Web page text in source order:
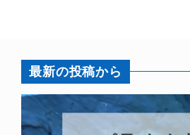
最新の投稿から